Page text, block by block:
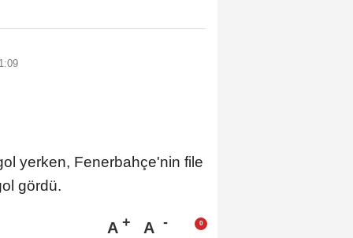
yerken, Fenerbahçe'nin file
gördü.
A A